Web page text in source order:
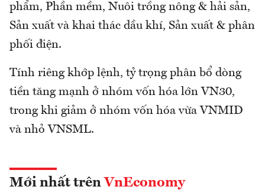
phẩm, Phần mềm, Nuôi trồng nông & hải sản,
Sản xuất và khai thác dầu khí, Sản xuất & phân
phối điện.
Tính riêng khớp lệnh, tỷ trọng phân bổ dòng
tiền tăng mạnh ở nhóm vốn hóa lớn VN30,
trong khi giảm ở nhóm vốn hóa vừa VNMID
và nhỏ VNSML.
Mới nhất trên VnEconomy